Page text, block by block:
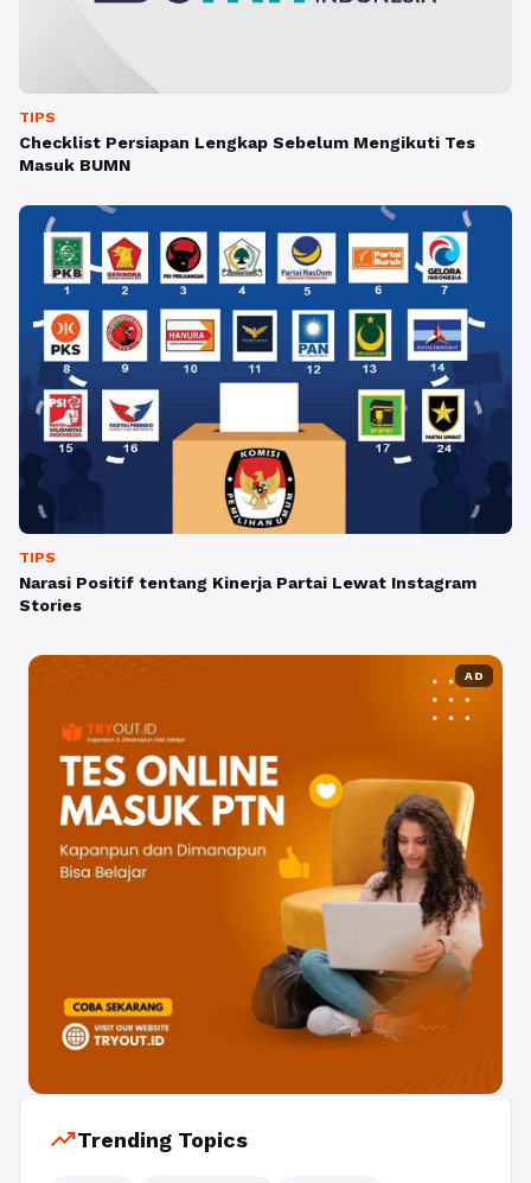
TIPS
Checklist Persiapan Lengkap Sebelum Mengikuti Tes
Masuk BUMN
TIPS
Narasi Positif tentang Kinerja Partai Lewat Instagram
Stories
AD
trending_upTrending Topics